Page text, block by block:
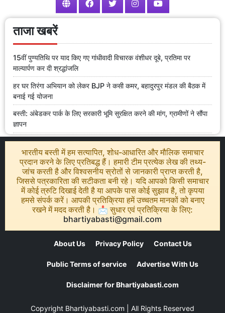
ताजा खबरें
15वीं पुण्यतिथि पर याद किए गए गांधीवादी विचारक वंशीधर दूबे, प्रतिमा पर
माल्यार्पण कर दी श्रद्धांजलि
हर घर तिरंगा अभियान को लेकर BJP ने कसी कमर, बहादुरपुर मंडल की बैठक में
बनाई गई योजना
बस्ती: अंबेडकर पार्क के लिए सरकारी भूमि सुरक्षित करने की मांग, ग्रामीणों ने सौंपा
ज्ञापन
भारतीय बस्ती में हम सत्यापित, शोध-आधारित और मौलिक समाचार
प्रदान करने के लिए प्रतिबद्ध हैं। हमारी टीम प्रत्येक लेख की तथ्य-
जांच करती है और विश्वसनीय स्रोतों से जानकारी प्राप्त करती है,
जिससे पत्रकारिता की सटीकता बनी रहे। यदि आपको किसी समाचार
में कोई त्रुटि दिखाई देती है या आपके पास कोई सुझाव है, तो कृपया
हमसे संपर्क करें। आपकी प्रतिक्रिया हमें उच्चतम मानकों को बनाए
रखने में मदद करती है। 📩 सुधार एवं प्रतिक्रिया के लिए:
bhartiyabasti@gmail.com
About Us Privacy Policy Contact Us
Public Terms of service Advertise With Us
Disclaimer for Bhartiyabasti.com
Copyright Bhartiyabasti.com | All Rights Reserved